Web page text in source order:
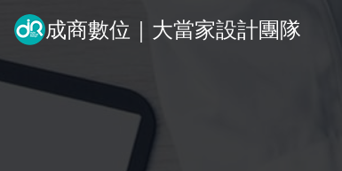
成商數位｜大當家設計團隊